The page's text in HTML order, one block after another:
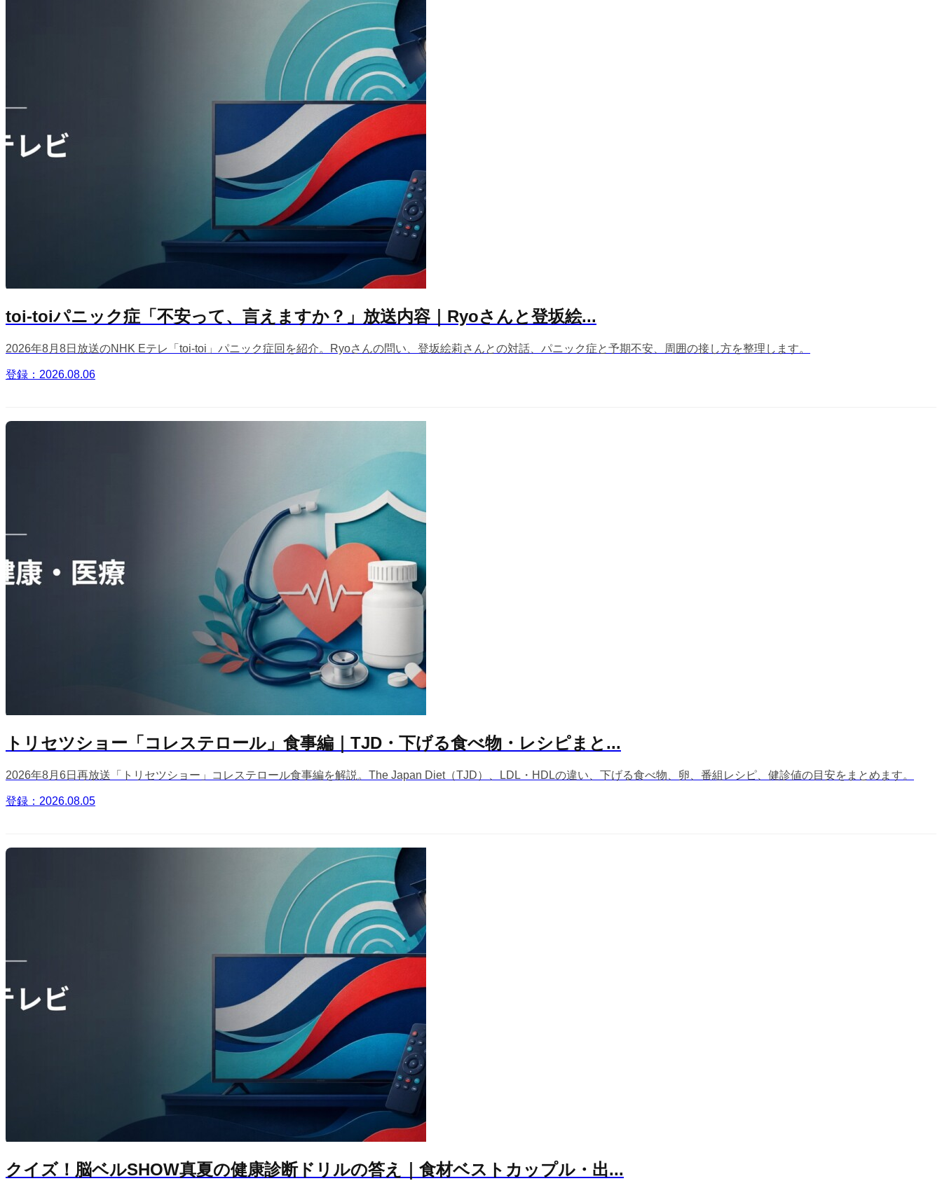
toi-toiパニック症「不安って、言えますか？」放送内容｜Ryoさんと登坂絵...
2026年8月8日放送のNHK Eテレ「toi-toi」パニック症回を紹介。Ryoさんの問い、登坂絵莉さんとの対話、パニック症と予期不安、周囲の接し方を整理します。
登録：2026.08.06
トリセツショー「コレステロール」食事編｜TJD・下げる食べ物・レシピまと...
2026年8月6日再放送「トリセツショー」コレステロール食事編を解説。The Japan Diet（TJD）、LDL・HDLの違い、下げる食べ物、卵、番組レシピ、健診値の目安をまとめます。
登録：2026.08.05
クイズ！脳ベルSHOW真夏の健康診断ドリルの答え｜食材ベストカップル・出...